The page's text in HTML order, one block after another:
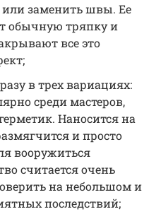
или заменить швы. Ее
обычную тряпку и
все это
в трех вариациях:
среди мастеров,
Наносится на
и просто
вооружиться
считается очень
на небольшом и
последствий;